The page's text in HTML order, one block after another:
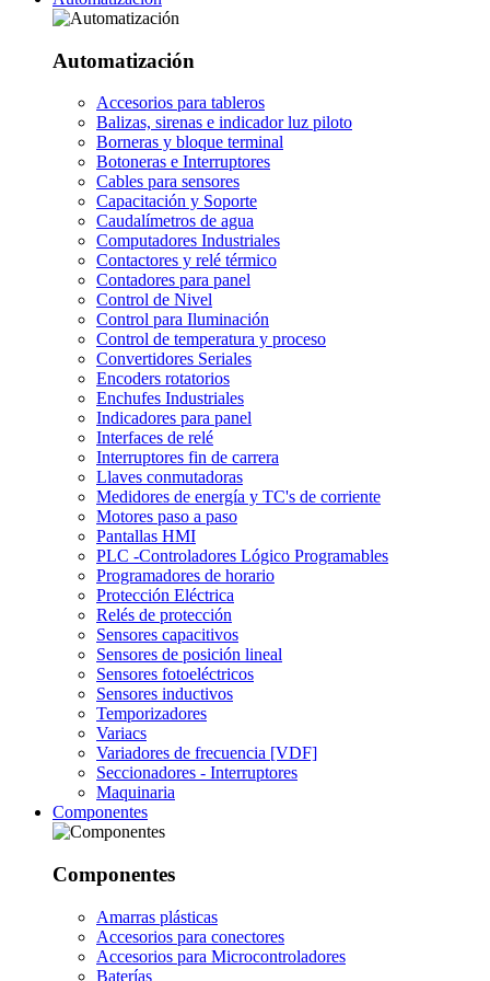
Automatización
Accesorios para tableros
Balizas, sirenas e indicador luz piloto
Borneras y bloque terminal
Botoneras e Interruptores
Cables para sensores
Capacitación y Soporte
Caudalímetros de agua
Computadores Industriales
Contactores y relé térmico
Contadores para panel
Control de Nivel
Control para Iluminación
Control de temperatura y proceso
Convertidores Seriales
Encoders rotatorios
Enchufes Industriales
Indicadores para panel
Interfaces de relé
Interruptores fin de carrera
Llaves conmutadoras
Medidores de energía y TC's de corriente
Motores paso a paso
Pantallas HMI
PLC -Controladores Lógico Programables
Programadores de horario
Protección Eléctrica
Relés de protección
Sensores capacitivos
Sensores de posición lineal
Sensores fotoeléctricos
Sensores inductivos
Temporizadores
Variacs
Variadores de frecuencia [VDF]
Seccionadores - Interruptores
Maquinaria
Componentes
Componentes
Amarras plásticas
Accesorios para conectores
Accesorios para Microcontroladores
Baterías